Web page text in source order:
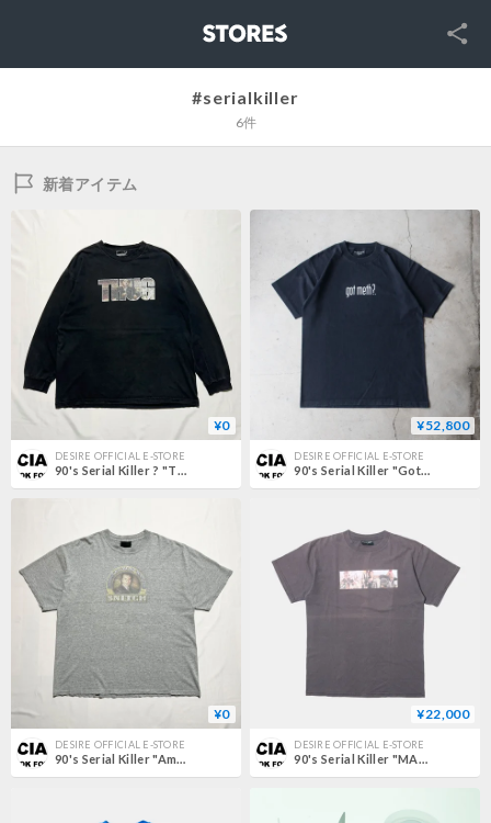
SNS
#serialkiller
6件
新着アイテム
¥0
DESIRE OFFICIAL E-STORE
90's Serial Killer ? "THUG"
¥52,800
DESIRE OFFICIAL E-STORE
90's Serial Killer "Got Meth?" L
¥0
DESIRE OFFICIAL E-STORE
90's Serial Killer "America's Most Wanted"
¥22,000
DESIRE OFFICIAL E-STORE
90's Serial Killer "MAD MAX" L